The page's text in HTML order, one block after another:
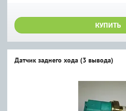
КУПИТЬ
Датчик заднего хода (3 вывода)